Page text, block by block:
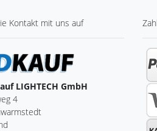
Kontakt mit uns auf
LIGHTECH GmbH
4